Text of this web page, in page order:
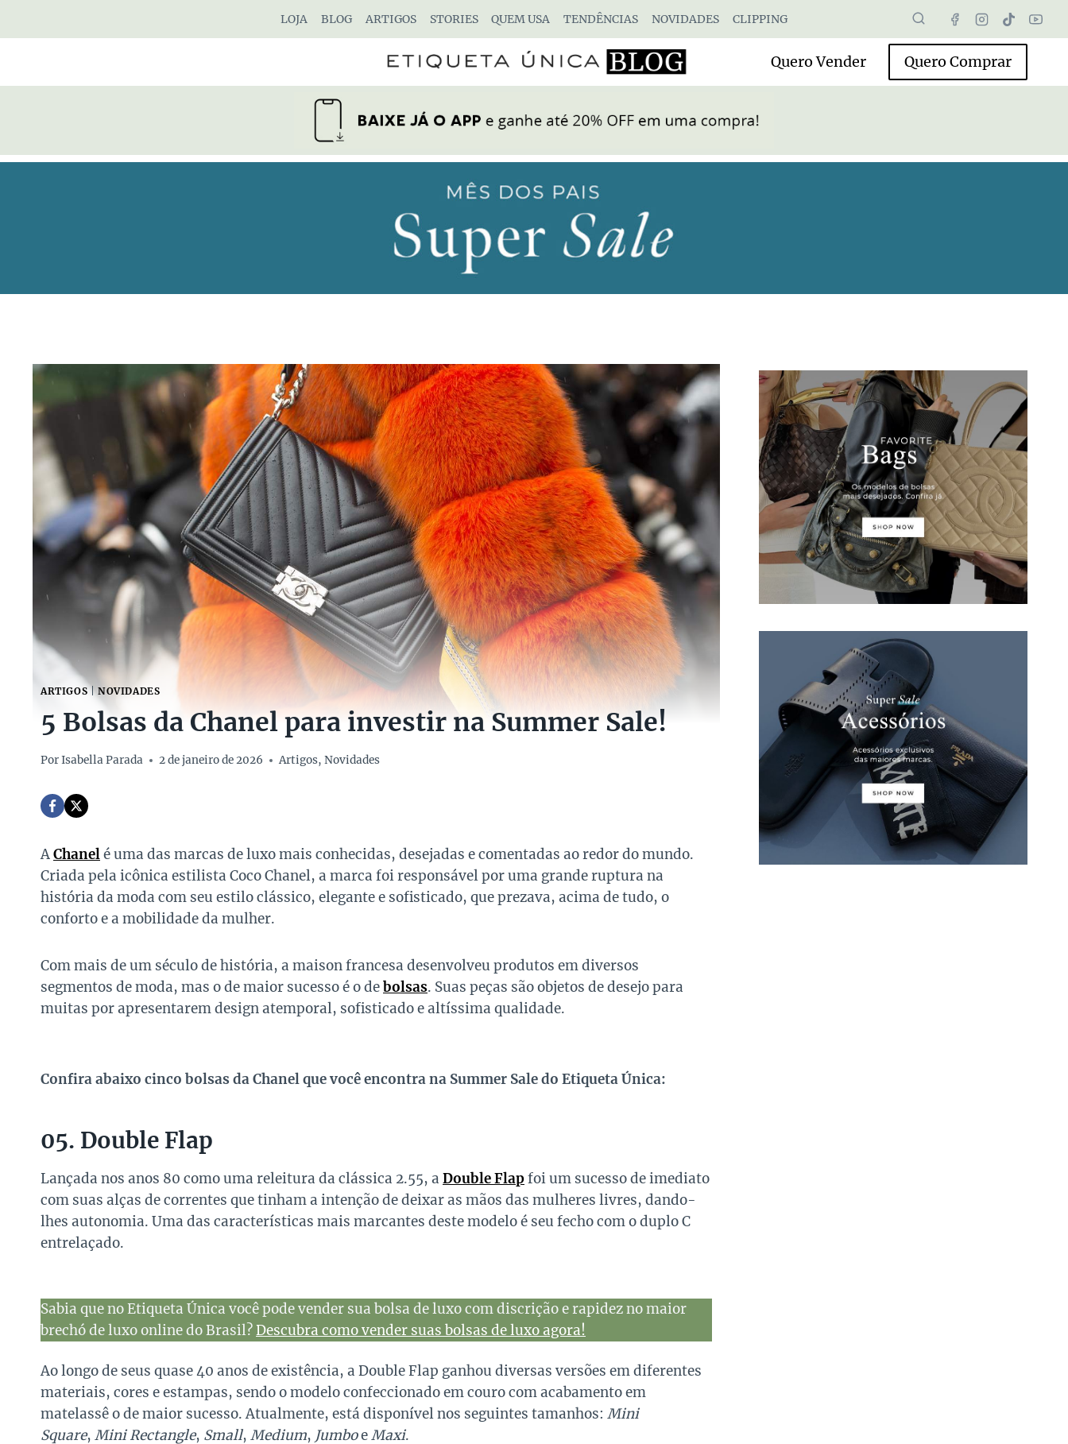
LOJA BLOG ARTIGOS STORIES QUEM USA TENDÊNCIAS NOVIDADES CLIPPING
Quero Vender Quero Comprar
ARTIGOS | NOVIDADES
5 Bolsas da Chanel para investir na Summer Sale!
PorIsabella Parada 2 de janeiro de 2026 Artigos,Novidades
AChanelé uma das marcas de luxo mais conhecidas, desejadas e comentadas ao redor do mundo.
Criada pela icônica estilista Coco Chanel, a marca foi responsável por uma grande ruptura na
história da moda com seu estilo clássico, elegante e sofisticado, que prezava, acima de tudo, o
conforto e a mobilidade da mulher.
Com mais de um século de história, a maison francesa desenvolveu produtos em diversos
segmentos de moda, mas o de maior sucesso é o debolsas. Suas peças são objetos de desejo para
muitas por apresentarem design atemporal, sofisticado e altíssima qualidade.
Confira abaixo cinco bolsas da Chanel que você encontra na Summer Sale do Etiqueta Única:
05. Double Flap
Lançada nos anos 80 como uma releitura da clássica 2.55, a Double Flapfoi um sucesso de imediato
com suas alças de correntes que tinham a intenção de deixar as mãos das mulheres livres, dando-
lhes autonomia. Uma das características mais marcantes deste modelo é seu fecho com o duplo C
entrelaçado.
Sabia que no Etiqueta Única você pode vender sua bolsa de luxo com discrição e rapidez no maior
brechó de luxo online do Brasil?Descubra como vender suas bolsas de luxo agora!
Ao longo de seus quase 40 anos de existência, a Double Flap ganhou diversas versões em diferentes
materiais, cores e estampas, sendo o modelo confeccionado em couro com acabamento em
matelassê o de maior sucesso. Atualmente, está disponível nos seguintes tamanhos: Mini
Square, Mini Rectangle, Small, Medium, JumboeMaxi.